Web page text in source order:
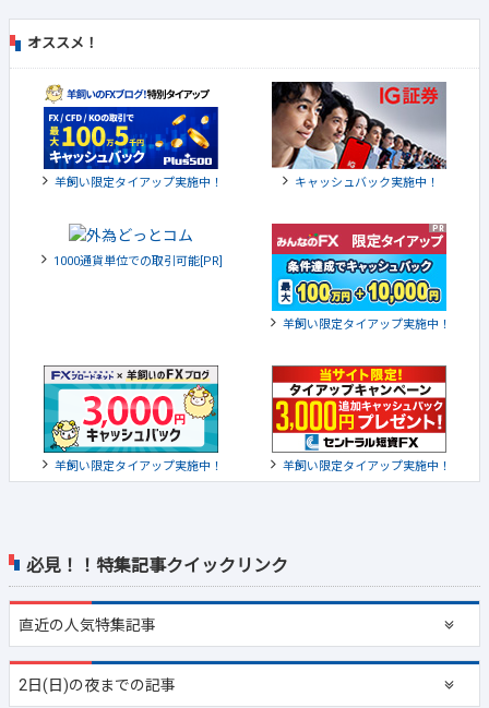
必見！！特集記事クイックリンク
直近の人気特集記事
2日(日)の夜までの記事
オススメ！
羊飼い限定タイアップ実施中！ キャッシュバック実施中！
1000通貨単位での取引可能[PR]
羊飼い限定タイアップ実施中！
羊飼い限定タイアップ実施中！ 羊飼い限定タイアップ実施中！